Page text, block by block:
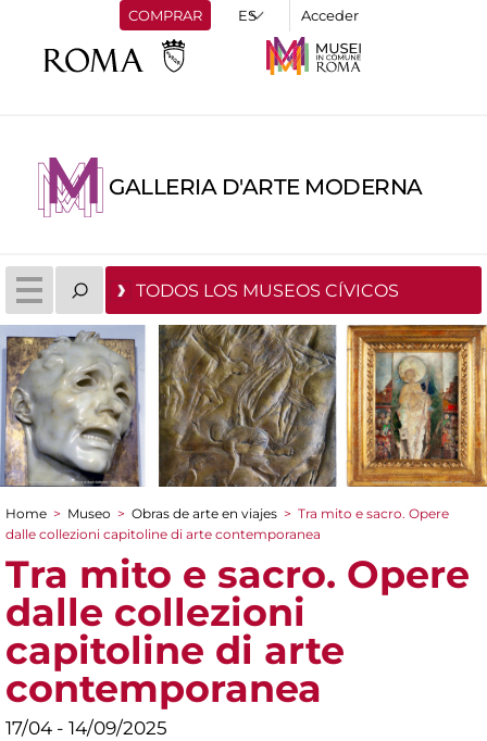
COMPRAR Acceder
GALLERIA D'ARTE MODERNA
TODOS LOS MUSEOS CÍVICOS
You are here
Home > Museo > Obras de arte en viajes > Tra mito e sacro. Opere
dalle collezioni capitoline di arte contemporanea
Tra mito e sacro. Opere
dalle collezioni
capitoline di arte
contemporanea
17/04 - 14/09/2025